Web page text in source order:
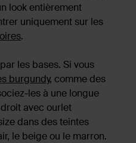
look entièrement
uniquement sur les
.
les bases. Si vous
burgundy, comme des
les à une longue
avec ourlet
dans des teintes
le beige ou le marron.